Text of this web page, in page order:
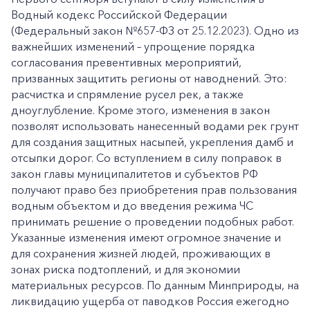
Водный кодекс Российской Федерации
(Федеральный закон №657-ФЗ от 25.12.2023). Одно из
важнейших изменений – упрощение порядка
согласования превентивных мероприятий,
призванных защитить регионы от наводнений. Это:
расчистка и спрямление русел рек, а также
дноуглубление. Кроме этого, изменения в закон
позволят использовать нанесенный водами рек грунт
для создания защитных насыпей, укрепления дамб и
отсыпки дорог. Со вступлением в силу поправок в
закон главы муниципалитетов и субъектов РФ
получают право без приобретения прав пользования
водным объектом и до введения режима ЧС
принимать решение о проведении подобных работ.
Указанные изменения имеют огромное значение и
для сохранения жизней людей, проживающих в
зонах риска подтоплений, и для экономии
материальных ресурсов. По данным Минприроды, на
ликвидацию ущерба от паводков Россия ежегодно